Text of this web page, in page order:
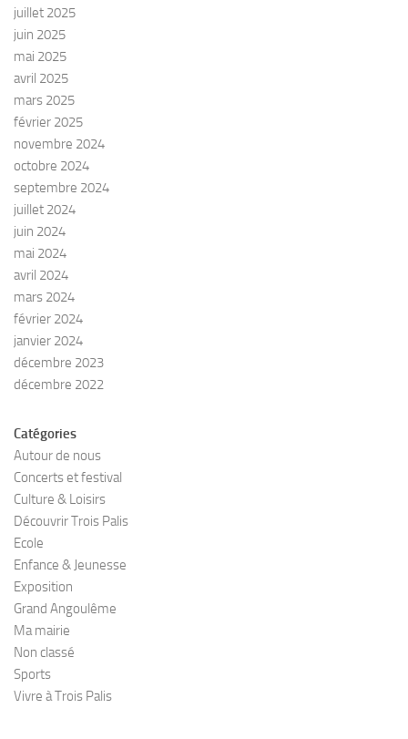
juillet 2025
juin 2025
mai 2025
avril 2025
mars 2025
février 2025
novembre 2024
octobre 2024
septembre 2024
juillet 2024
juin 2024
mai 2024
avril 2024
mars 2024
février 2024
janvier 2024
décembre 2023
décembre 2022
Catégories
Autour de nous
Concerts et festival
Culture & Loisirs
Découvrir Trois Palis
Ecole
Enfance & Jeunesse
Exposition
Grand Angoulême
Ma mairie
Non classé
Sports
Vivre à Trois Palis